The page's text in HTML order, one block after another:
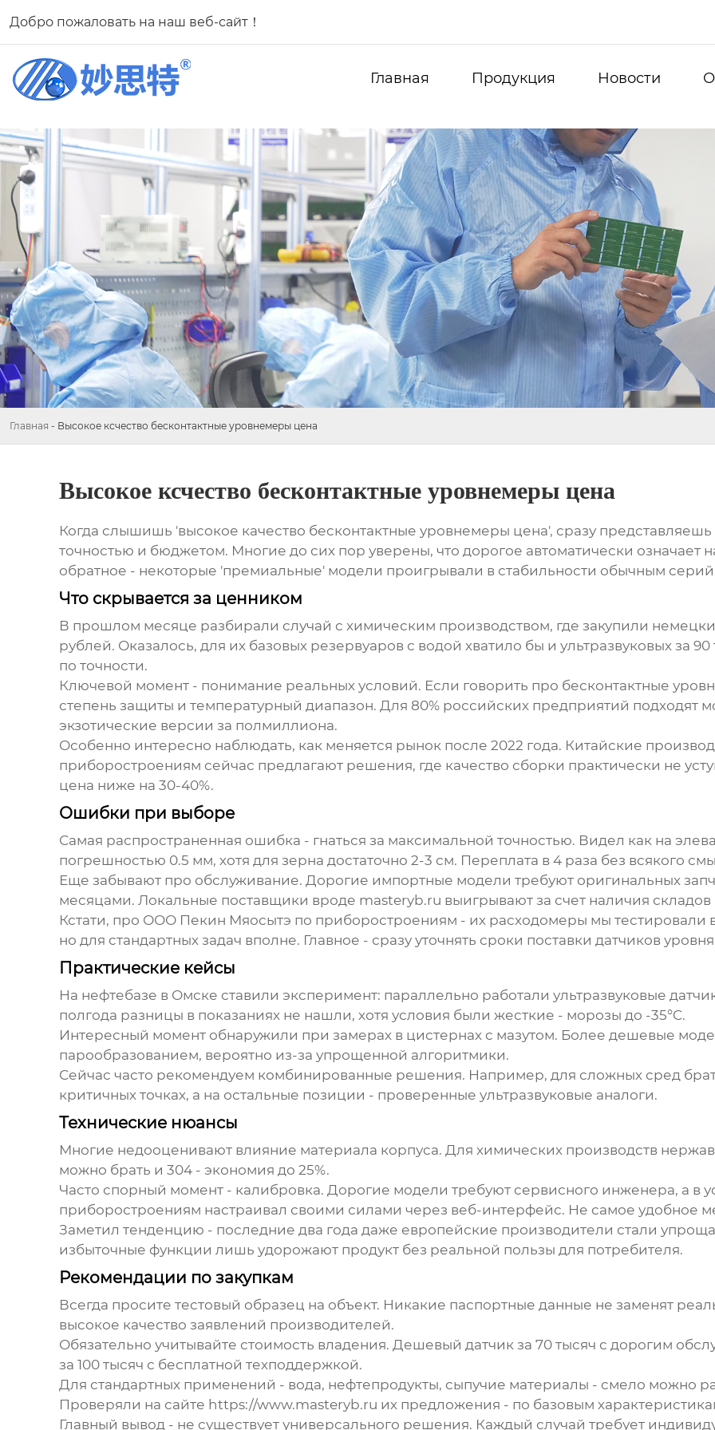
Добро пожаловать на наш веб-сайт！
Главная Продукция Новости
Главная - Высокое ксчество бесконтактные уровнемеры цена
Высокое ксчество бесконтактные уровнемеры цена
Когда слышишь 'высокое качество бесконтактные уровнемеры цена', сразу
точностью и бюджетом. Многие до сих пор уверены, что дорогое автоматически означает
обратное - некоторые 'премиальные' модели проигрывали в стабильности обычным
Что скрывается за ценником
В прошлом месяце разбирали случай с химическим производством, где закупили
рублей. Оказалось, для их базовых резервуаров с водой хватило бы и ультразвуковых за
по точности.
Ключевой момент - понимание реальных условий. Если говорить про бесконтактные
степень защиты и температурный диапазон. Для 80% российских предприятий подходят
экзотические версии за полмиллиона.
Особенно интересно наблюдать, как меняется рынок после 2022 года. Китайские
приборостроениям сейчас предлагают решения, где качество сборки практически не
цена ниже на 30-40%.
Ошибки при выборе
Самая распространенная ошибка - гнаться за максимальной точностью. Видел как на
погрешностью 0.5 мм, хотя для зерна достаточно 2-3 см. Переплата в 4 раза без всякого
Еще забывают про обслуживание. Дорогие импортные модели требуют оригинальных
месяцами. Локальные поставщики вроде masteryb.ru выигрывают за счет наличия
Кстати, про ООО Пекин Мяосытэ по приборостроениям - их расходомеры мы тестировали
но для стандартных задач вполне. Главное - сразу уточнять сроки поставки датчиков
Практические кейсы
На нефтебазе в Омске ставили эксперимент: параллельно работали ультразвуковые
полгода разницы в показаниях не нашли, хотя условия были жесткие - морозы до -35°C.
Интересный момент обнаружили при замерах в цистернах с мазутом. Более дешевые
парообразованием, вероятно из-за упрощенной алгоритмики.
Сейчас часто рекомендуем комбинированные решения. Например, для сложных сред
критичных точках, а на остальные позиции - проверенные ультразвуковые аналоги.
Технические нюансы
Многие недооценивают влияние материала корпуса. Для химических производств
можно брать и 304 - экономия до 25%.
Часто спорный момент - калибровка. Дорогие модели требуют сервисного инженера, а в
приборостроениям настраивал своими силами через веб-интерфейс. Не самое удобное
Заметил тенденцию - последние два года даже европейские производители стали
избыточные функции лишь удорожают продукт без реальной пользы для потребителя.
Рекомендации по закупкам
Всегда просите тестовый образец на объект. Никакие паспортные данные не заменят
высокое качество заявлений производителей.
Обязательно учитывайте стоимость владения. Дешевый датчик за 70 тысяч с дорогим
за 100 тысяч с бесплатной техподдержкой.
Для стандартных применений - вода, нефтепродукты, сыпучие материалы - смело можно
Проверяли на сайте https://www.masteryb.ru их предложения - по базовым
Главный вывод - не существует универсального решения. Каждый случай требует